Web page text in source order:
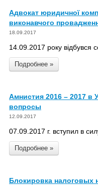
Адвокат юридичної
виконавчого
18.09.2017
14.09.2017 року відбувся
Подробнее »
Амнистия 2016 – 2017 в
вопросы
12.09.2017
07.09.2017 г. вступил в
Подробнее »
Блокировка налоговых